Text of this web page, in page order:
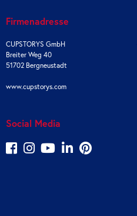
Firmenadresse
CUPSTORYS GmbH
Breiter Weg 40
51702 Bergneustadt
www.cupstorys.com
Social Media